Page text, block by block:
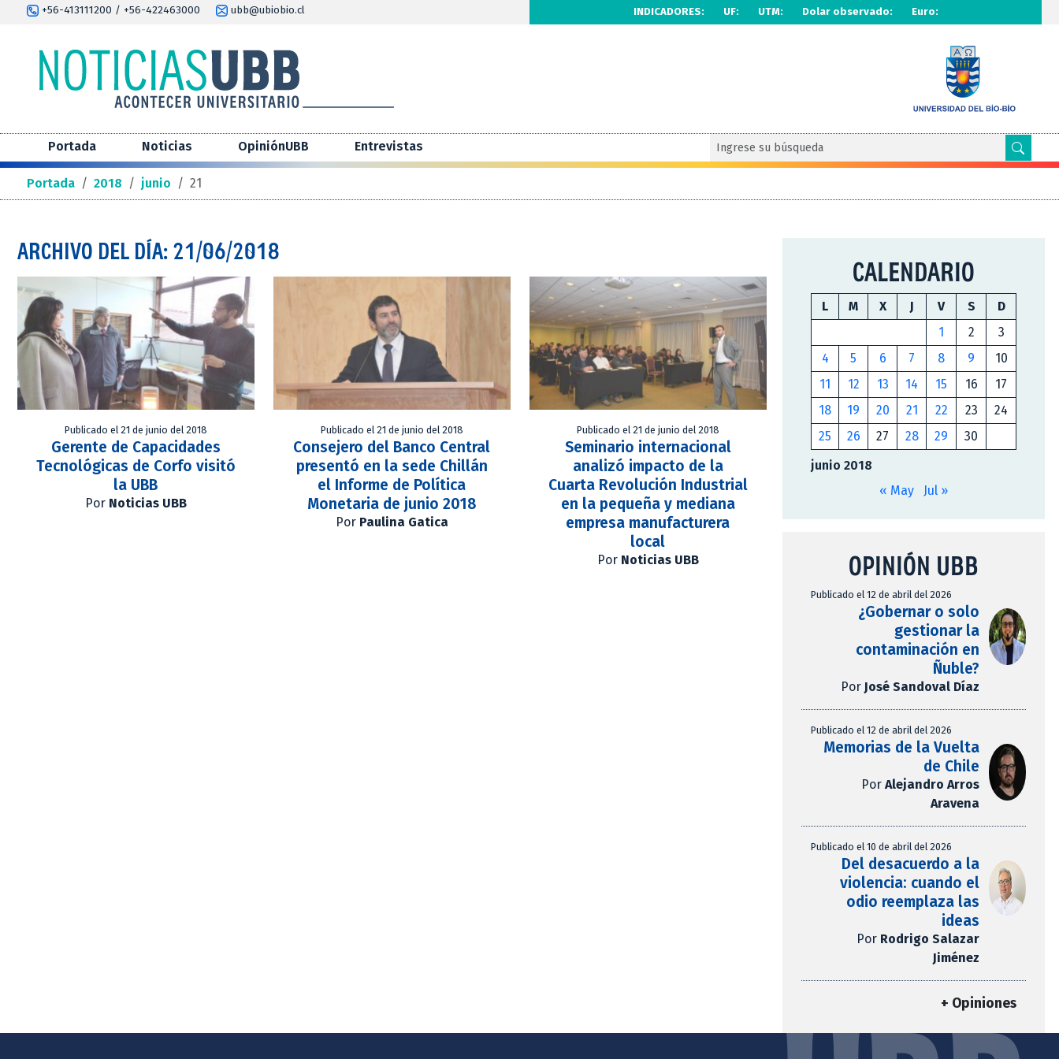
+56-413111200 / +56-422463000 ubb@ubiobio.cl INDICADORES: UF: UTM: Dolar observado: Euro:
Portada Noticias OpiniónUBB Entrevistas
Portada / 2018 / junio / 21
ARCHIVO DEL DÍA: 21/06/2018
Publicado el 21 de junio del 2018
Gerente de Capacidades
Tecnológicas de Corfo visitó
la UBB
Por Noticias UBB
Publicado el 21 de junio del 2018
Consejero del Banco Central
presentó en la sede Chillán
el Informe de Política
Monetaria de junio 2018
Por Paulina Gatica
Publicado el 21 de junio del 2018
Seminario internacional
analizó impacto de la
Cuarta Revolución Industrial
en la pequeña y mediana
empresa manufacturera
local
Por Noticias UBB
CALENDARIO
junio 2018
L M X J V S
D
1
2
3
4
5 6 7 8 9
10
11
12 13 14 15 16
17
18
19 20 21 22 23
24
25
26 27 28 29 30
« May Jul »
OPINIÓN UBB
Publicado el 12 de abril del 2026
¿Gobernar o solo
gestionar la
contaminación en
Ñuble?
Por José Sandoval Díaz
Publicado el 12 de abril del 2026
Memorias de la Vuelta
de Chile
Por Alejandro Arros
Aravena
Publicado el 10 de abril del 2026
Del desacuerdo a la
violencia: cuando el
odio reemplaza las
ideas
Por Rodrigo Salazar
Jiménez
+ Opiniones